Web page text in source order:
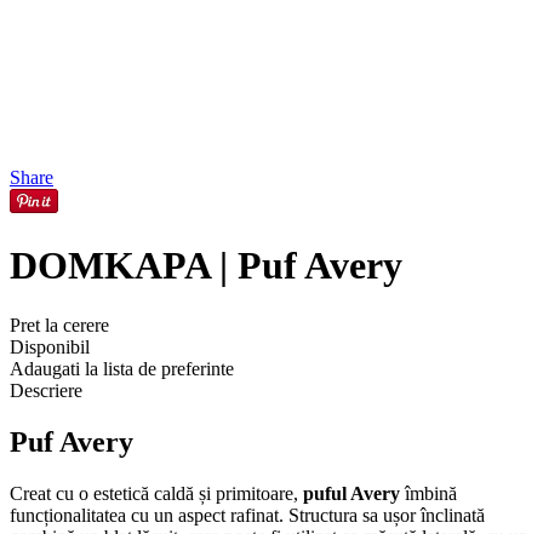
Share
DOMKAPA | Puf Avery
Pret la cerere
Disponibil
Adaugati la lista de preferinte
Descriere
Puf Avery
Creat cu o estetică caldă și primitoare, puful Averyîmbină
funcționalitatea cu un aspect rafinat. Structura sa ușor înclinată